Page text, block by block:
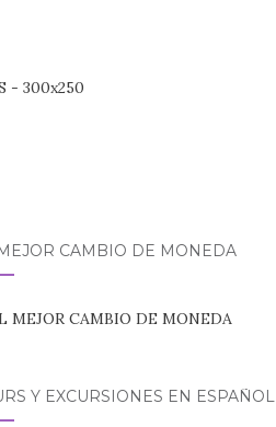
CAMBIO DE MONEDA
Y EXCURSIONES EN ESPAÑOL